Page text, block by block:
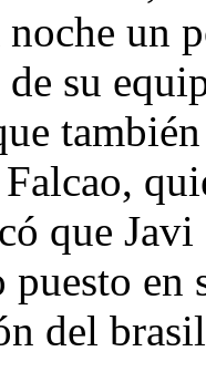
un
su
que
en
del